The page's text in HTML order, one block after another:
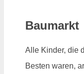
Baumarkt
Alle Kinder, die
Besten waren,